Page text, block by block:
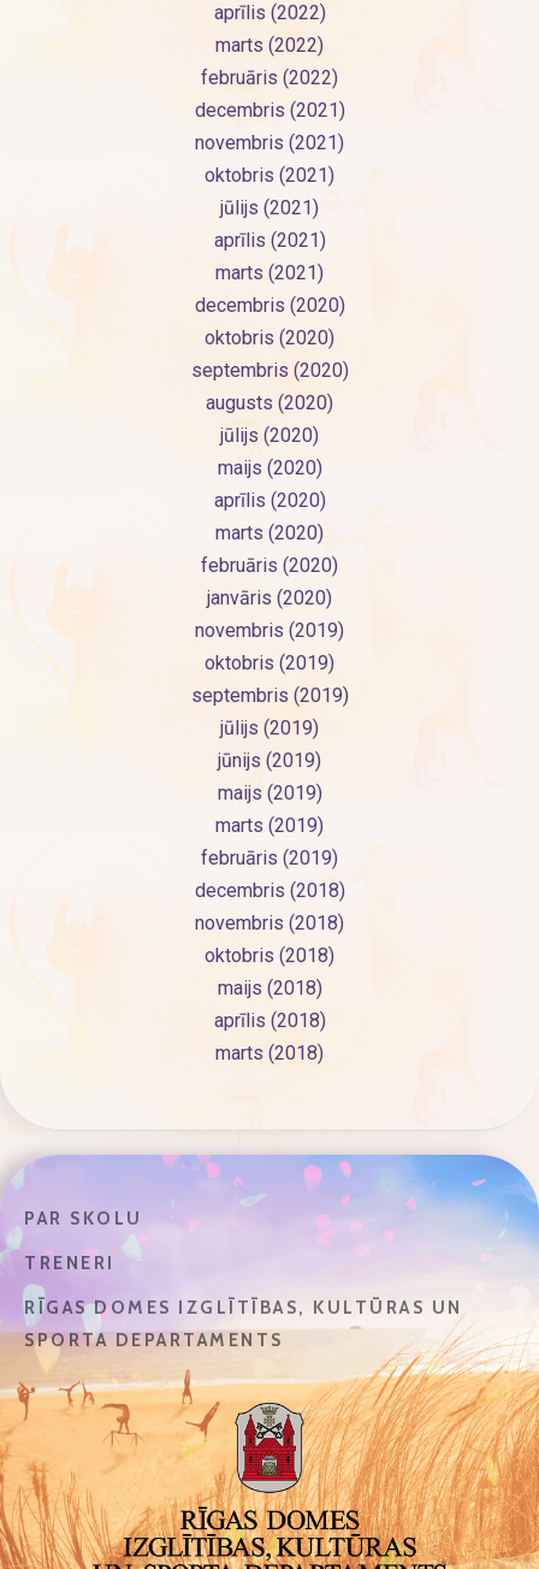
aprīlis (2022)
marts (2022)
februāris (2022)
decembris (2021)
novembris (2021)
oktobris (2021)
jūlijs (2021)
aprīlis (2021)
marts (2021)
decembris (2020)
oktobris (2020)
septembris (2020)
augusts (2020)
jūlijs (2020)
maijs (2020)
aprīlis (2020)
marts (2020)
februāris (2020)
janvāris (2020)
novembris (2019)
oktobris (2019)
septembris (2019)
jūlijs (2019)
jūnijs (2019)
maijs (2019)
marts (2019)
februāris (2019)
decembris (2018)
novembris (2018)
oktobris (2018)
maijs (2018)
aprīlis (2018)
marts (2018)
PAR SKOLU
TRENERI
RĪGAS DOMES IZGLĪTĪBAS, KULTŪRAS UN
SPORTA DEPARTAMENTS